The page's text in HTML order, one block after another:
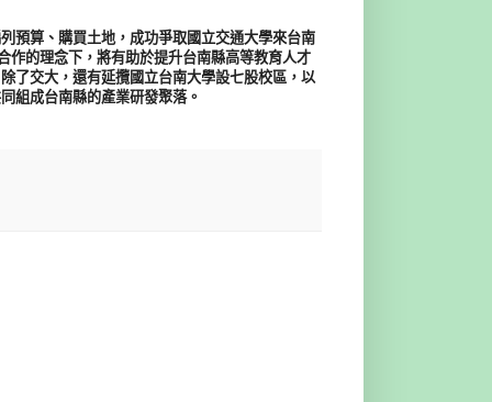
預算、購買土地，成功爭取國立交通大學來台南
作的理念下，將有助於提升台南縣高等教育人才
了交大，還有延攬國立台南大學設七股校區，以
組成台南縣的產業研發聚落。